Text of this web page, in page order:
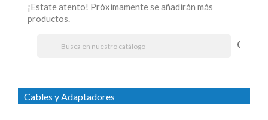
Cables y Adaptadores
¡Estate atento! Próximamente se añadirán más
productos.
search